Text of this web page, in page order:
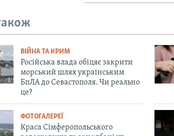
ВІЙНА ТА КРИМ
Російська влада обіцяє закрити
морський шлях українським
БпЛА до Севастополя. Чи реально
це?
ФОТОГАЛЕРЕЇ
Краса Сімферопольського